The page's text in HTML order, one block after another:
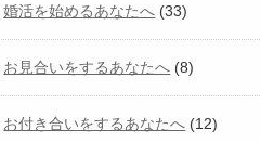
婚活を始めるあなたへ (33)
お見合いをするあなたへ (8)
お付き合いをするあなたへ (12)